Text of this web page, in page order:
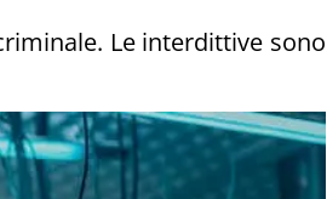
Le interdittive sono